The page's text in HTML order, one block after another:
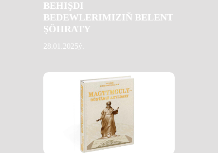
BEHIŞDI
BEDEWLERIMIZIŇ BELENT
ŞÖHRATY
28.01.2025ý.